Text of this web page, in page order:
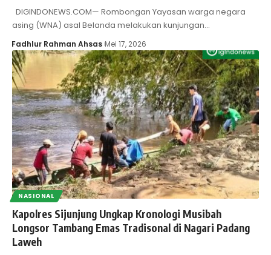
DIGINDONEWS.COM— Rombongan Yayasan warga negara
asing (WNA) asal Belanda melakukan kunjungan…
Fadhlur Rahman Ahsas Mei 17, 2026
NASIONAL
Kapolres Sijunjung Ungkap Kronologi Musibah
Longsor Tambang Emas Tradisonal di Nagari Padang
Laweh